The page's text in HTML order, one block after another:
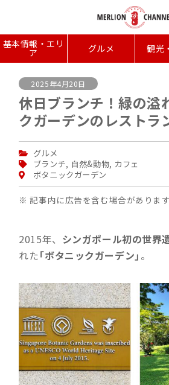
基本情報・エリ
ア グルメ 観光
2025年4月20日
休日ブランチ！緑の溢
クガーデンのレストラ
グルメ
ブランチ, 自然&動物, カフェ
ボタニックガーデン
※ 記事内に広告を含む場合があります
2015年、 シンガポール初の世界
れた「ボタニックガーデン」 。